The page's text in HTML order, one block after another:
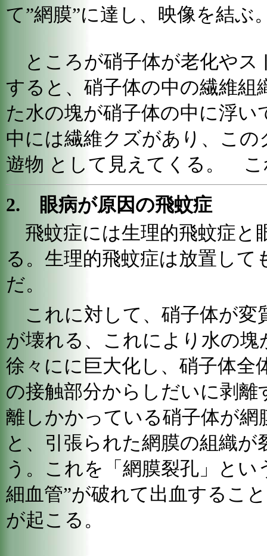
て”網膜”に達し、映像を結ぶ
ところが硝子体が老化やス
すると、硝子体の中の繊維組
た水の塊が硝子体の中に浮
中には繊維クズがあり、こ
遊物 として見えてくる。 こ
2. 眼病が原因の飛蚊症
飛蚊症には生理的飛蚊症と
る。生理的飛蚊症は放置して
だ。
これに対して、硝子体が変
が壊れる、これにより水の
徐々にに巨大化し、硝子体全
の接触部分からしだいに剥
離しかかっている硝子体が
と、引張られた網膜の組織
う。これを「網膜裂孔」とい
細血管”が破れて出血するこ
が起こる。